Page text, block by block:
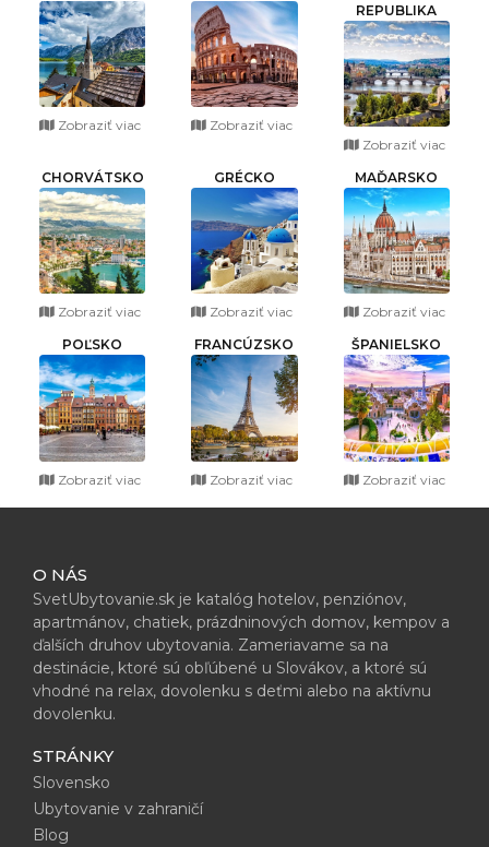
Zobraziť viac Zobraziť viac
REPUBLIKA
Zobraziť viac
CHORVÁTSKO
Zobraziť viac
GRÉCKO
Zobraziť viac
MAĎARSKO
Zobraziť viac
POĽSKO
Zobraziť viac
FRANCÚZSKO
Zobraziť viac
ŠPANIELSKO
Zobraziť viac
O NÁS
SvetUbytovanie.sk je katalóg hotelov, penziónov,
apartmánov, chatiek, prázdninových domov, kempov a
ďalších druhov ubytovania. Zameriavame sa na
destinácie, ktoré sú obľúbené u Slovákov, a ktoré sú
vhodné na relax, dovolenku s deťmi alebo na aktívnu
dovolenku.
STRÁNKY
Slovensko
Ubytovanie v zahraničí
Blog